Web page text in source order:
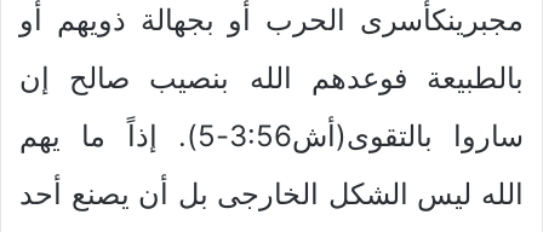
مجبرينكأسرى الحرب أو بجهالة ذويهم أو
بالطبيعة فوعدهم الله بنصيب صالح إن
ساروا بالتقوى(أش3:56-5). إذاً ما يهم
الله ليس الشكل الخارجى بل أن يصنع أحد